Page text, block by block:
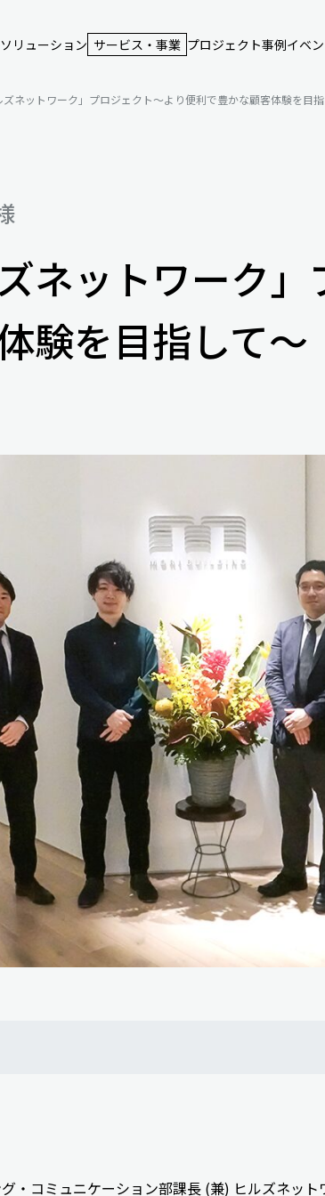
ソリューション サービス・事業 プロジェクト事例イベ
ズネットワーク」プロジェクト～より便利で豊かな顧客体験を目
ネットワーク
験を目指して～
・コミュニケーション部課長 (兼) ヒルズネッ